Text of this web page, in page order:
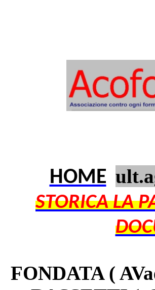
HOME
STORICA LA
FONDATA (